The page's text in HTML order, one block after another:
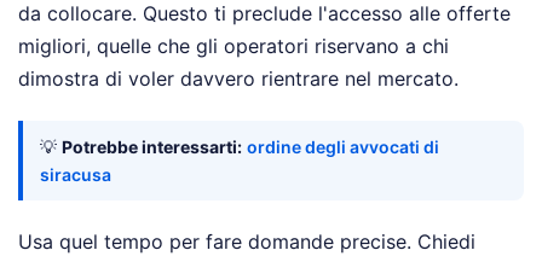
da collocare. Questo ti preclude l'accesso alle offerte
migliori, quelle che gli operatori riservano a chi
dimostra di voler davvero rientrare nel mercato.
💡 Potrebbe interessarti: ordine degli avvocati di
siracusa
Usa quel tempo per fare domande precise. Chiedi